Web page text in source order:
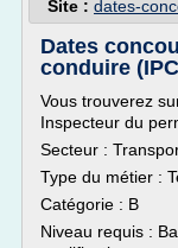
Site : dates-
Dates
conduire
Vous trouverez
Inspecteur du
Secteur :
Type du métier :
Catégorie : B
Niveau requis :